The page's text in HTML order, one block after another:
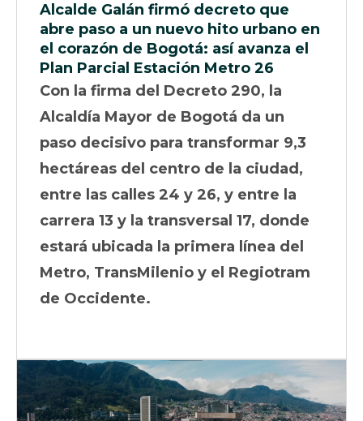
Alcalde Galán firmó decreto que
abre paso a un nuevo hito urbano en
el corazón de Bogotá: así avanza el
Plan Parcial Estación Metro 26
Con la firma del Decreto 290, la
Alcaldía Mayor de Bogotá da un
paso decisivo para transformar 9,3
hectáreas del centro de la ciudad,
entre las calles 24 y 26, y entre la
carrera 13 y la transversal 17, donde
estará ubicada la primera línea del
Metro, TransMilenio y el Regiotram
de Occidente.